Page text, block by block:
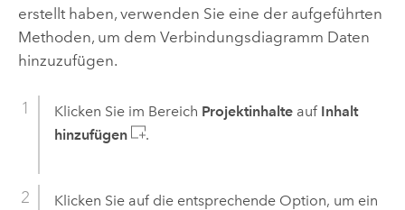
erstellt haben, verwenden Sie eine der aufgeführten
Methoden, um dem Verbindungsdiagramm Daten
hinzuzufügen.
Klicken Sie im Bereich Projektinhalteauf Inhalt
hinzufügen
.
Klicken Sie auf die entsprechende Option, um ein